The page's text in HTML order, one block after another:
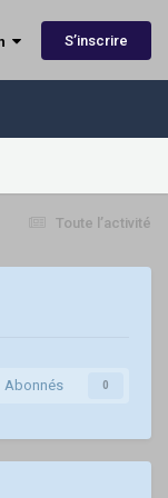
S’inscrire
Toute l’activité
Abonnés 0